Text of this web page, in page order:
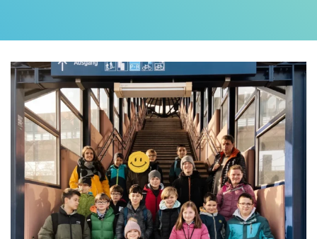
H
L
T
N